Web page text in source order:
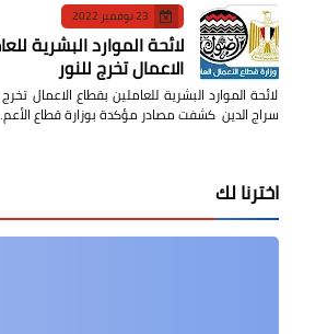
23 نوفمبر 2022
لائحة الموارد البشرية
الاعمال تخرج للنور
لائحة الموارد البشرية للعاملين بقطاع الاعمال
سراج الدين كشفت مصادر مؤكدة بوزارة قطاع
اخترنا لك